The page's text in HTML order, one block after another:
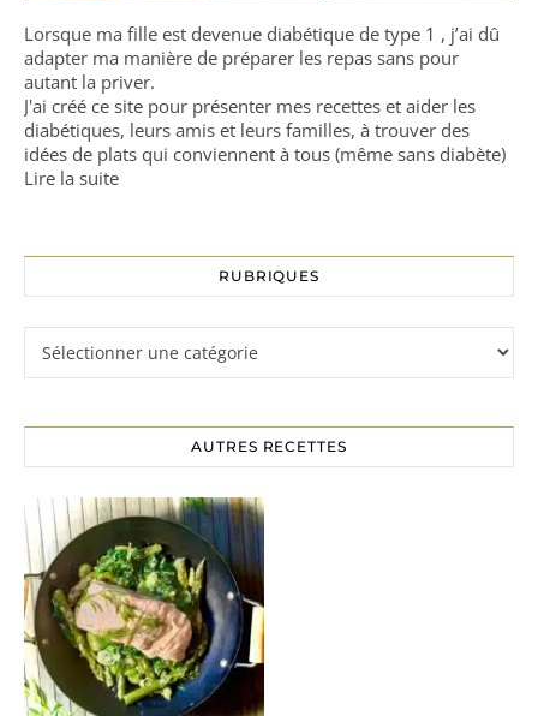
Lorsque ma fille est devenue diabétique de type 1 , j’ai dû
adapter ma manière de préparer les repas sans pour
autant la priver.
J'ai créé ce site pour présenter mes recettes et aider les
diabétiques, leurs amis et leurs familles, à trouver des
idées de plats qui conviennent à tous (même sans diabète)
Lire la suite
RUBRIQUES
AUTRES RECETTES